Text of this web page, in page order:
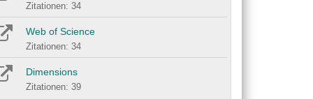
Zitationen: 34
Web of Science
Zitationen: 34
Dimensions
Zitationen: 39